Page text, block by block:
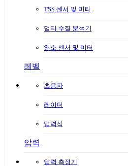
TSS 센서 및 미터
멀티 수질 분석기
염소 센서 및 미터
레벨
초음파
레이더
압력식
압력
압력 측정기